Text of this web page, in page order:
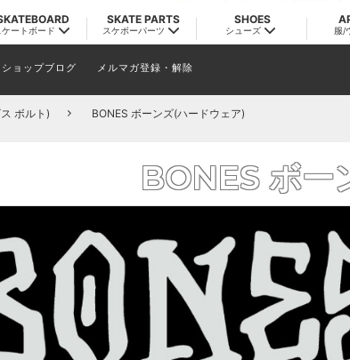
ケートボード
KIDS COMPLETE
一覧
格安無地デッキ
SKATE PARTS
スケボーパーツ
WHEELS
ルト)
GRIP TAPE
デッキテープ
ゴム
RISER PAD
ライザーパッド
SHOES
シューズ 服/
L/S TEE
ット
BOTTOMS
ボトム/パンツ
子
BEANIES
ニットキャップ/ビーニー
BANNER FLAG
バナー/フラッグ
BELT
ベルト
GLOVE
手袋
FLICK TRIX
フィンガーバイク
全アイテム)
TROPIC BEST INCENSE トロピック ベスト(全
テム)
ーの選び方とおす
ショップブログ メルマガ登録・解除
ボルト) BONES ボーンズ(ハードウェア)
BONES ボー